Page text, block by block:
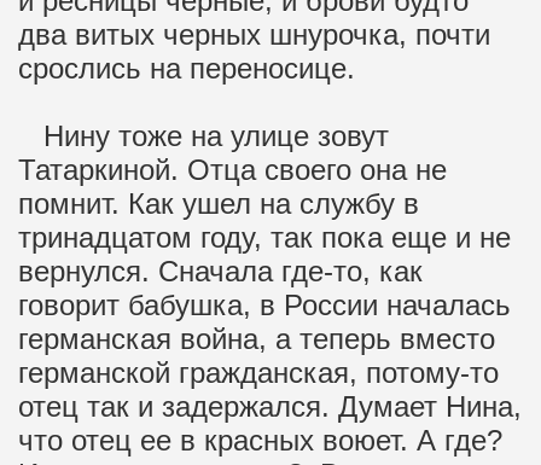
два витых черных шнурочка, почти
срослись на переносице.
Нину тоже на улице зовут
Татаркиной. Отца своего она не
помнит. Как ушел на службу в
тринадцатом году, так пока еще и не
вернулся. Сначала где-то, как
говорит бабушка, в России началась
германская война, а теперь вместо
германской гражданская, потому-то
отец так и задержался. Думает Нина,
что отец ее в красных воюет. А где?